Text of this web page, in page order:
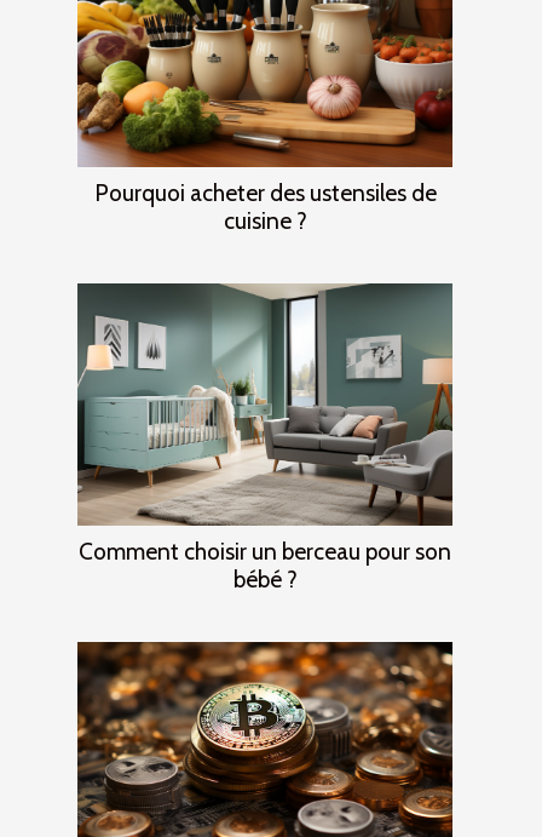
Pourquoi acheter des ustensiles de
cuisine ?
Comment choisir un berceau pour son
bébé ?